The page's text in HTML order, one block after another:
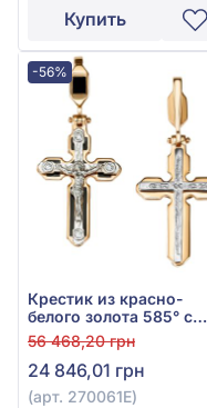
Купить
-56%
Крестик из красно-
белого золота 585° с
чёрным фианитом (куб.
цирконий) и эмалью,
арт. 270061E
56 468,20 грн
24 846,01 грн
(арт. 270061E)